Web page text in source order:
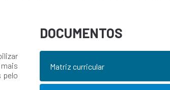
pelo
DOCUMENTOS
Matriz curricular